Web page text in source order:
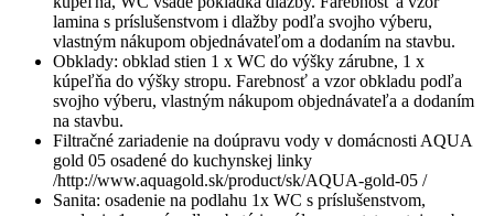
lamina s príslušenstvom i dlažby podľa svojho výberu,
vlastným nákupom objednávateľom a dodaním na stavbu.
Obklady: obklad stien 1 x WC do výšky zárubne, 1 x
kúpeľňa do výšky stropu. Farebnosť a vzor obkladu podľa
svojho výberu, vlastným nákupom objednávateľa a dodaním
na stavbu.
Filtračné zariadenie na doúpravu vody v domácnosti AQUA
gold 05 osadené do kuchynskej linky
/http://www.aquagold.sk/product/sk/AQUA-gold-05 /
Sanita: osadenie na podlahu 1x WC s príslušenstvom,